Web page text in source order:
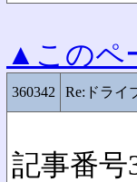
▲このペ
360342 Re:ドライ
記事番号